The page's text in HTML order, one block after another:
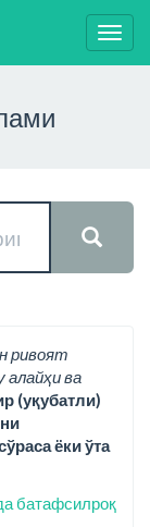
ривоят
алайҳи ва
(уқубатли)
ёки ўта
батафсилроқ